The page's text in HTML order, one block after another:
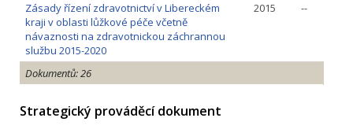
Zásady řízení zdravotnictví v Libereckém
kraji v oblasti lůžkové péče včetně
návaznosti na zdravotnickou záchrannou
službu 2015-2020
2015 --
Dokumentů: 26
Strategický prováděcí dokument